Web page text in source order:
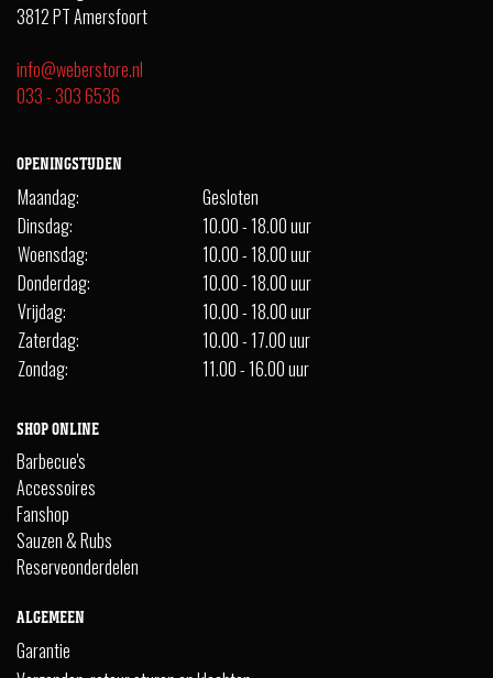
3812 PT Amersfoort
info@weberstore.nl
033 - 303 6536
OPENINGSTIJDEN
Maandag:
Gesloten
Dinsdag:
10.00 - 18.00 uur
Woensdag:
10.00 - 18.00 uur
Donderdag:
10.00 - 18.00 uur
Vrijdag:
10.00 - 18.00 uur
Zaterdag:
10.00 - 17.00 uur
Zondag:
11.00 - 16.00 uur
SHOP ONLINE
Barbecue's
Accessoires
Fanshop
Sauzen & Rubs
Reserveonderdelen
ALGEMEEN
Garantie